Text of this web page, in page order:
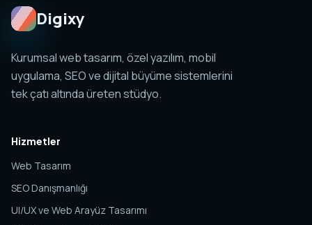
Digixy
Kurumsal web tasarım, özel yazılım, mobil
uygulama, SEO ve dijital büyüme sistemlerini
tek çatı altında üreten stüdyo.
Hizmetler
Web Tasarım
SEO Danışmanlığı
UI/UX ve Web Arayüz Tasarımı